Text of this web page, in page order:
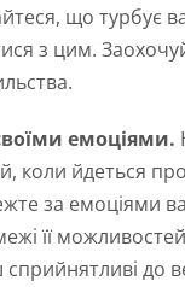
що турбує
з цим.
емоціями.
коли йдеться
за емоціями
її
сприйнятливі до